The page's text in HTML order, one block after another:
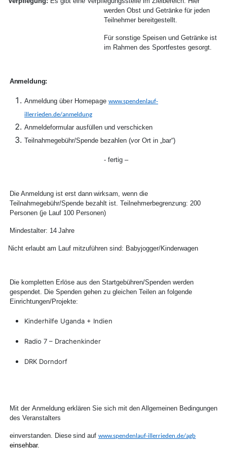
werden Obst und Getränke für jeden
Teilnehmer bereitgestellt.
Für sonstige Speisen und Getränke ist
im Rahmen des Sportfestes gesorgt.
Anmeldung:
Anmeldung über Homepage www.spendenlauf-
illerrieden.de/anmeldung
Anmeldeformular ausfüllen und verschicken
Teilnahmegebühr/Spende bezahlen (vor Ort in „bar“)
- fertig –
Die Anmeldung ist erst dann wirksam, wenn die
Teilnahmegebühr/Spende bezahlt ist. Teilnehmerbegrenzung: 200
Personen (je Lauf 100 Personen)
Mindestalter: 14 Jahre
Nicht erlaubt am Lauf mitzuführen sind: Babyjogger/Kinderwagen
Die kompletten Erlöse aus den Startgebühren/Spenden werden
gespendet. Die Spenden gehen zu gleichen Teilen an folgende
Einrichtungen/Projekte:
Kinderhilfe Uganda + Indien
Radio 7 – Drachenkinder
DRK Dorndorf
Mit der Anmeldung erklären Sie sich mit den Allgemeinen Bedingungen
des Veranstalters
einverstanden. Diese sind auf www.spendenlauf-illerrieden.de/agb
einsehbar.